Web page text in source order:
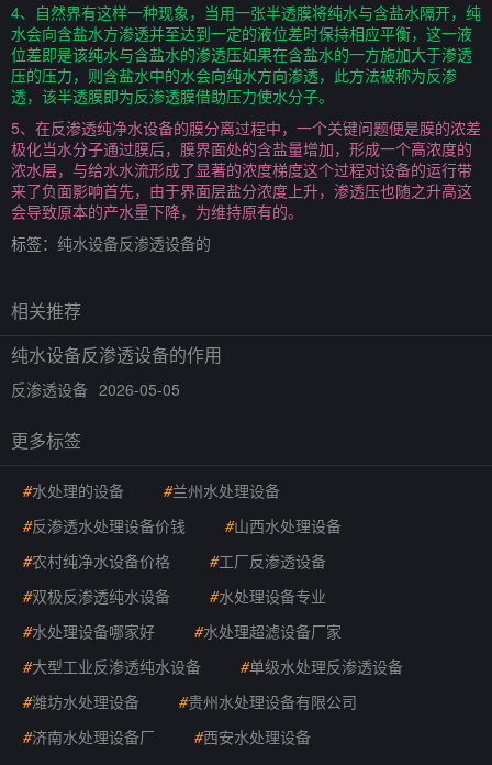
4、自然界有这样一种现象，当用一张半透膜将纯水与含盐水隔开，纯
水会向含盐水方渗透并至达到一定的液位差时保持相应平衡，这一液
位差即是该纯水与含盐水的渗透压如果在含盐水的一方施加大于渗透
压的压力，则含盐水中的水会向纯水方向渗透，此方法被称为反渗
透，该半透膜即为反渗透膜借助压力使水分子。
5、在反渗透纯净水设备的膜分离过程中，一个关键问题便是膜的浓差
极化当水分子通过膜后，膜界面处的含盐量增加，形成一个高浓度的
浓水层，与给水水流形成了显著的浓度梯度这个过程对设备的运行带
来了负面影响首先，由于界面层盐分浓度上升，渗透压也随之升高这
会导致原本的产水量下降，为维持原有的。
标签： 纯水设备反渗透设备的
相关推荐
纯水设备反渗透设备的作用
反渗透设备 2026-05-05
更多标签
#水处理的设备 #兰州水处理设备
#反渗透水处理设备价钱 #山西水处理设备
#农村纯净水设备价格 #工厂反渗透设备
#双极反渗透纯水设备 #水处理设备专业
#水处理设备哪家好 #水处理超滤设备厂家
#大型工业反渗透纯水设备 #单级水处理反渗透设备
#潍坊水处理设备 #贵州水处理设备有限公司
#济南水处理设备厂 #西安水处理设备